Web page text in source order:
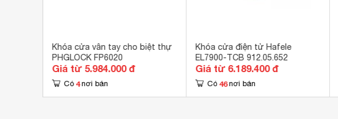
Khóa cửa vân tay cho biệt thự
PHGLOCK FP6020
Giá từ 5.984.000 đ
Có 4 nơi bán
Khóa cửa điện tử Hafele
EL7900-TCB 912.05.652
Giá từ 6.189.400 đ
Có 46 nơi bán